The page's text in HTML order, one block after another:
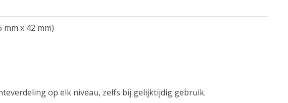
mm x 42 mm)
op elk niveau, zelfs bij gelijktijdig gebruik.